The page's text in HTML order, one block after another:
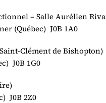
– Salle Aurélien
(Québec) J0B 1A0
Clément de Bishopton)
J0B 1G0
J0B 2Z0